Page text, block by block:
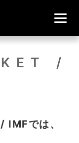
/
IMFでは、